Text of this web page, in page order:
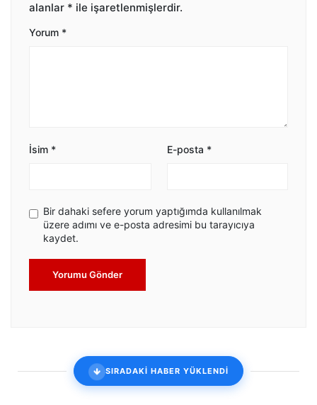
alanlar * ile işaretlenmişlerdir.
Yorum *
İsim * E-posta *
Bir dahaki sefere yorum yaptığımda kullanılmak
üzere adımı ve e-posta adresimi bu tarayıcıya
kaydet.
Yorumu Gönder
SIRADAKİ HABER YÜKLENDİ